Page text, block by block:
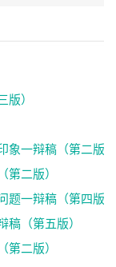
）
象一辩稿（第二版）
二版）
题一辩稿（第四版）
（第五版）
二版）